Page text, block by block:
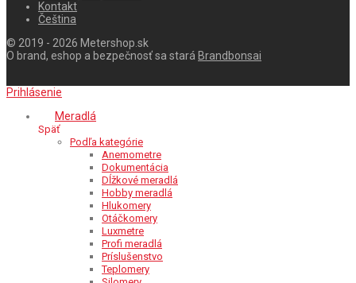
Kontakt
Čeština
© 2019 - 2026 Metershop.sk
O brand, eshop a bezpečnosť sa stará Brandbonsai
Prihlásenie
Meradlá
Späť
Podľa kategórie
Anemometre
Dokumentácia
Dĺžkové meradlá
Hobby meradlá
Hlukomery
Otáčkomery
Luxmetre
Profi meradlá
Príslušenstvo
Teplomery